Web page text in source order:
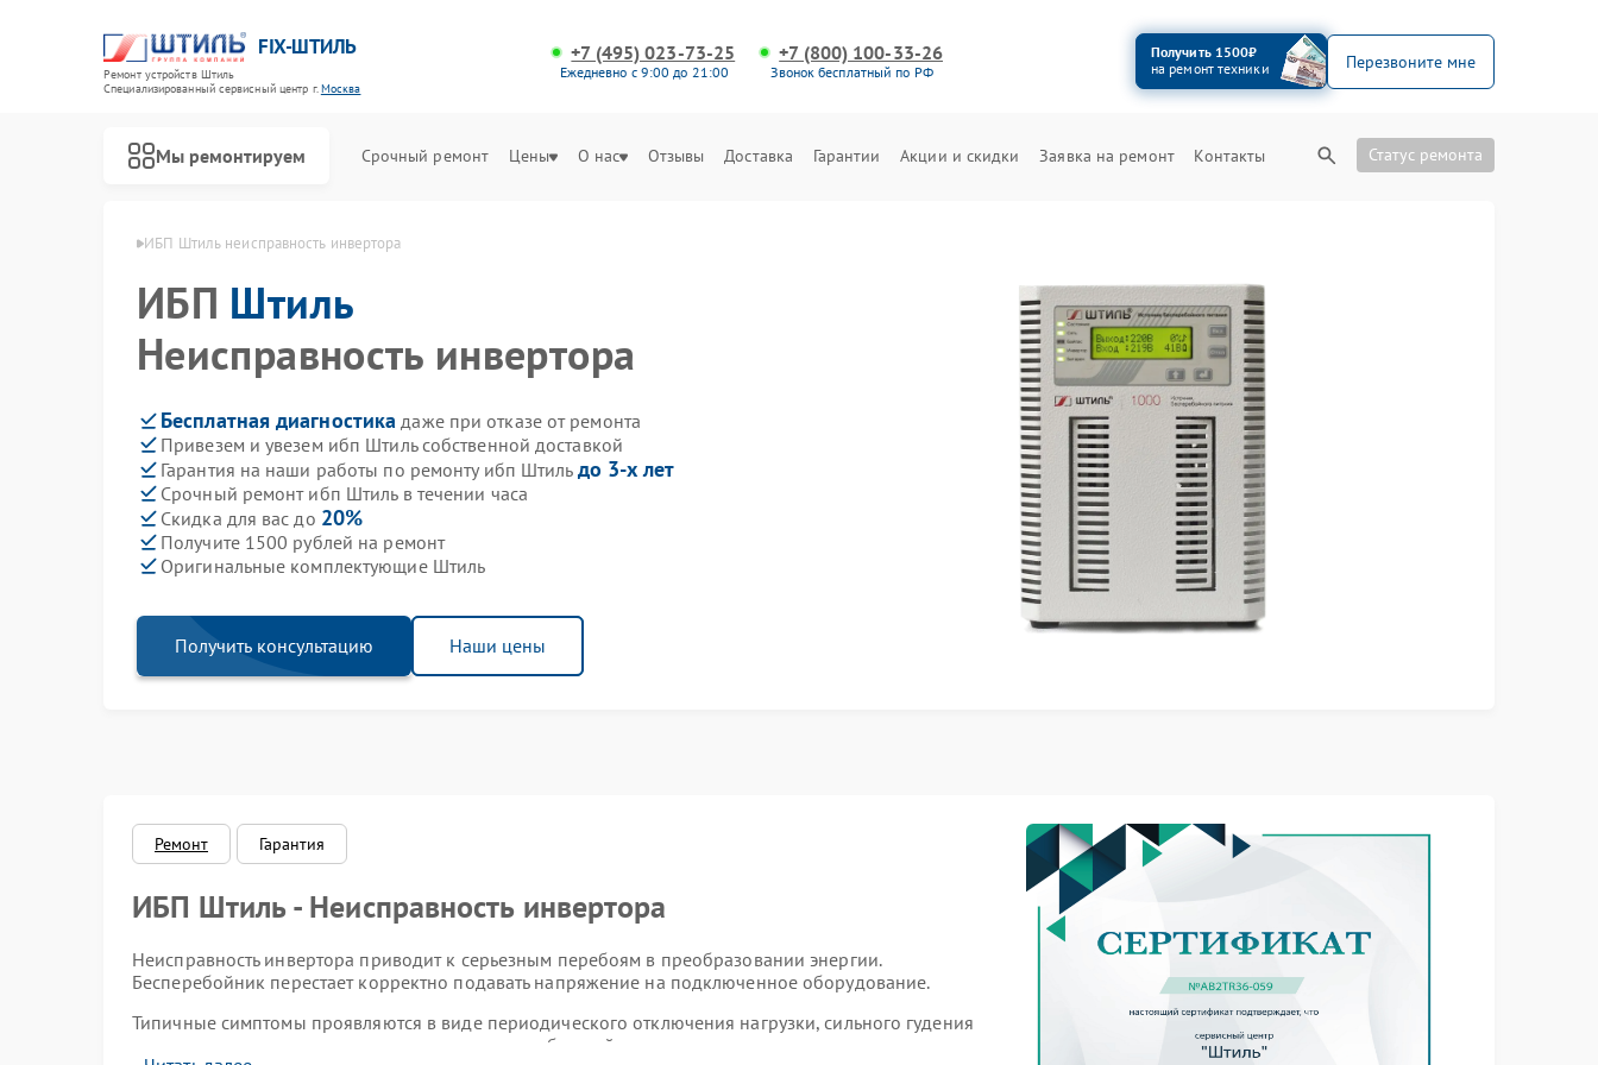
FIX-ШТИЛЬ
Ремонт устройств Штиль
Специализированный cервисный центр г.Москва
+7 (495) 023-73-25
Ежедневно с 9:00 до 21:00
+7 (800) 100-33-26
Звонок бесплатный по РФ
Получить 1500₽
на ремонт техники
Перезвоните мне
Мы ремонтируем Срочный ремонт Цены О нас Отзывы Доставка Гарантии Акции и скидки Заявка на ремонт Контакты Статус ремонта
Штиль в Москве ИБП Штиль неисправность инвертора
ИБП Штиль
Неисправность инвертора
Бесплатная диагностика даже при отказе от ремонта
Привезем и увезем ибп Штиль собственной доставкой
Гарантия на наши работы по ремонту ибп Штиль до 3-х лет
Срочный ремонт ибп Штиль в течении часа
Скидка для вас до 20%
Получите 1500 рублей на ремонт
Оригинальные комплектующие Штиль
Получить консультацию Наши цены
Ремонт Гарантия
ИБП Штиль - Неисправность инвертора
Неисправность инвертора приводит к серьезным перебоям в преобразовании энергии.
Бесперебойник перестает корректно подавать напряжение на подключенное оборудование.
Типичные симптомы проявляются в виде периодического отключения нагрузки, сильного гудения
внутри корпуса и полного отсутствия выхода на батарейном режиме даже при наличии заряда.